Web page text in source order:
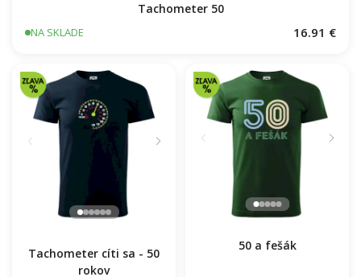
Tachometer 50
NA SKLADE 16.91 €
Tachometer cíti sa - 50
rokov
50 a fešák